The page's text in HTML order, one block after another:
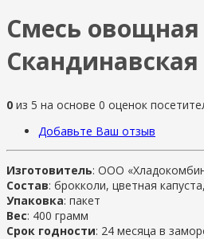
Смесь овощная
Скандинавская
0 из 5 на основе 0 оценок
Добавьте Ваш отзыв
Изготовитель: ООО
Состав: брокколи, цветная
Упаковка: пакет
Вес: 400 грамм
Срок годности: 24 месяца в